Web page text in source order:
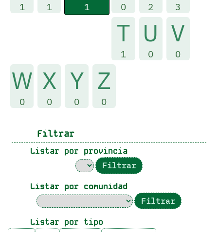
1 1 1 0 2 3
T
1
U
0
V
0
W
0
X
0
Y
0
Z
0
Filtrar
Listar por provincia
Listar por comunidad
Listar por tipo